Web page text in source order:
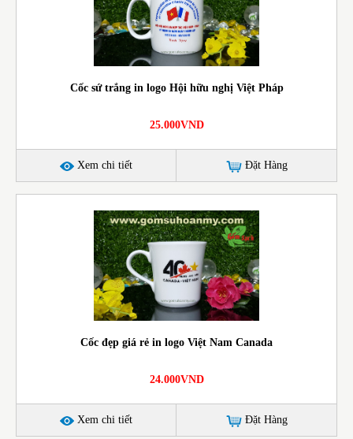
Cốc sứ trắng in logo Hội hữu nghị Việt Pháp
25.000VND
Xem chi tiết Đặt Hàng
Cốc đẹp giá rẻ in logo Việt Nam Canada
24.000VND
Xem chi tiết Đặt Hàng